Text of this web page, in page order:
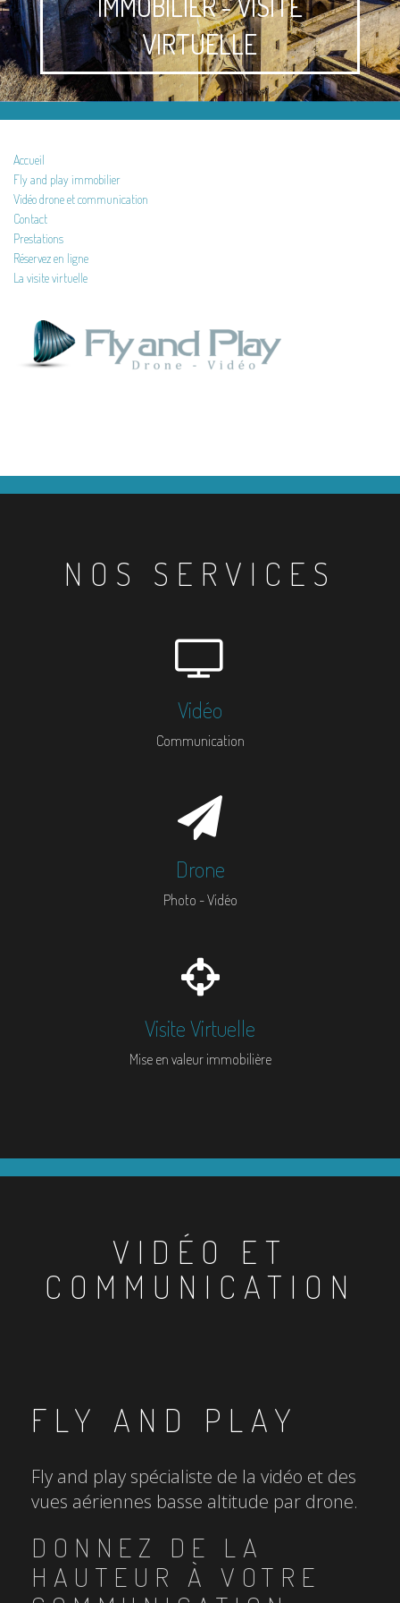
VIRTUELLE
Accueil
Fly and play immobilier
Vidéo drone et communication
Contact
Prestations
Réservez en ligne
La visite virtuelle
NOS SERVICES
Vidéo
Communication
Drone
Photo - Vidéo
Visite Virtuelle
Mise en valeur immobilière
VIDÉO ET
COMMUNICATION
FLY AND PLAY
Fly and play spécialiste de la vidéo et des
vues aériennes basse altitude par drone.
DONNEZ DE LA
HAUTEUR À VOTRE